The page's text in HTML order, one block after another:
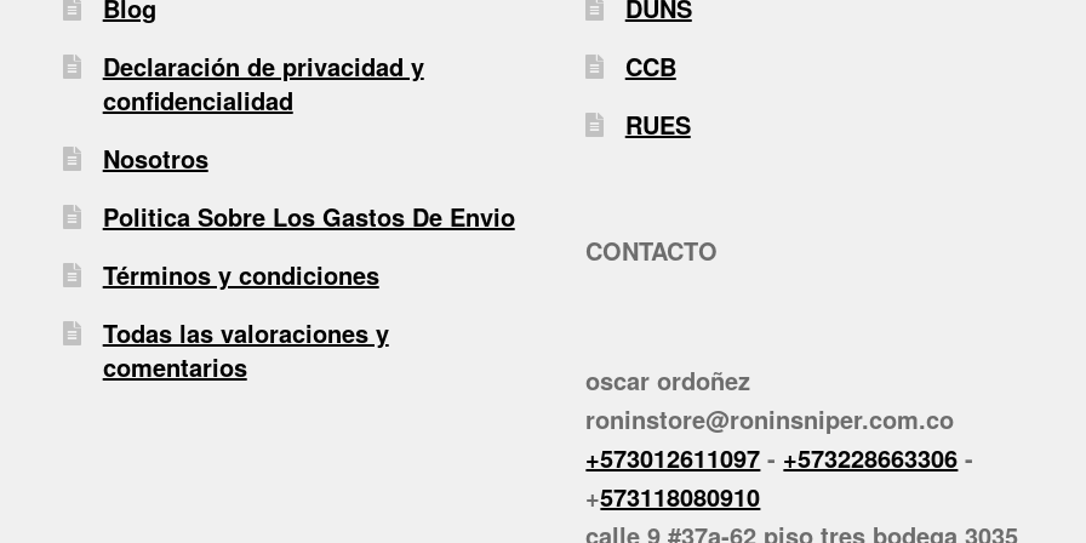
Blog
Declaración de privacidad y
confidencialidad
Nosotros
Politica Sobre Los Gastos De Envio
Términos y condiciones
Todas las valoraciones y
comentarios
DUNS
CCB
RUES
CONTACTO
oscar ordoñez
roninstore@roninsniper.com.co
+573012611097 - +573228663306 -
+573118080910
calle 9 #37a-62 piso tres bodega 3035